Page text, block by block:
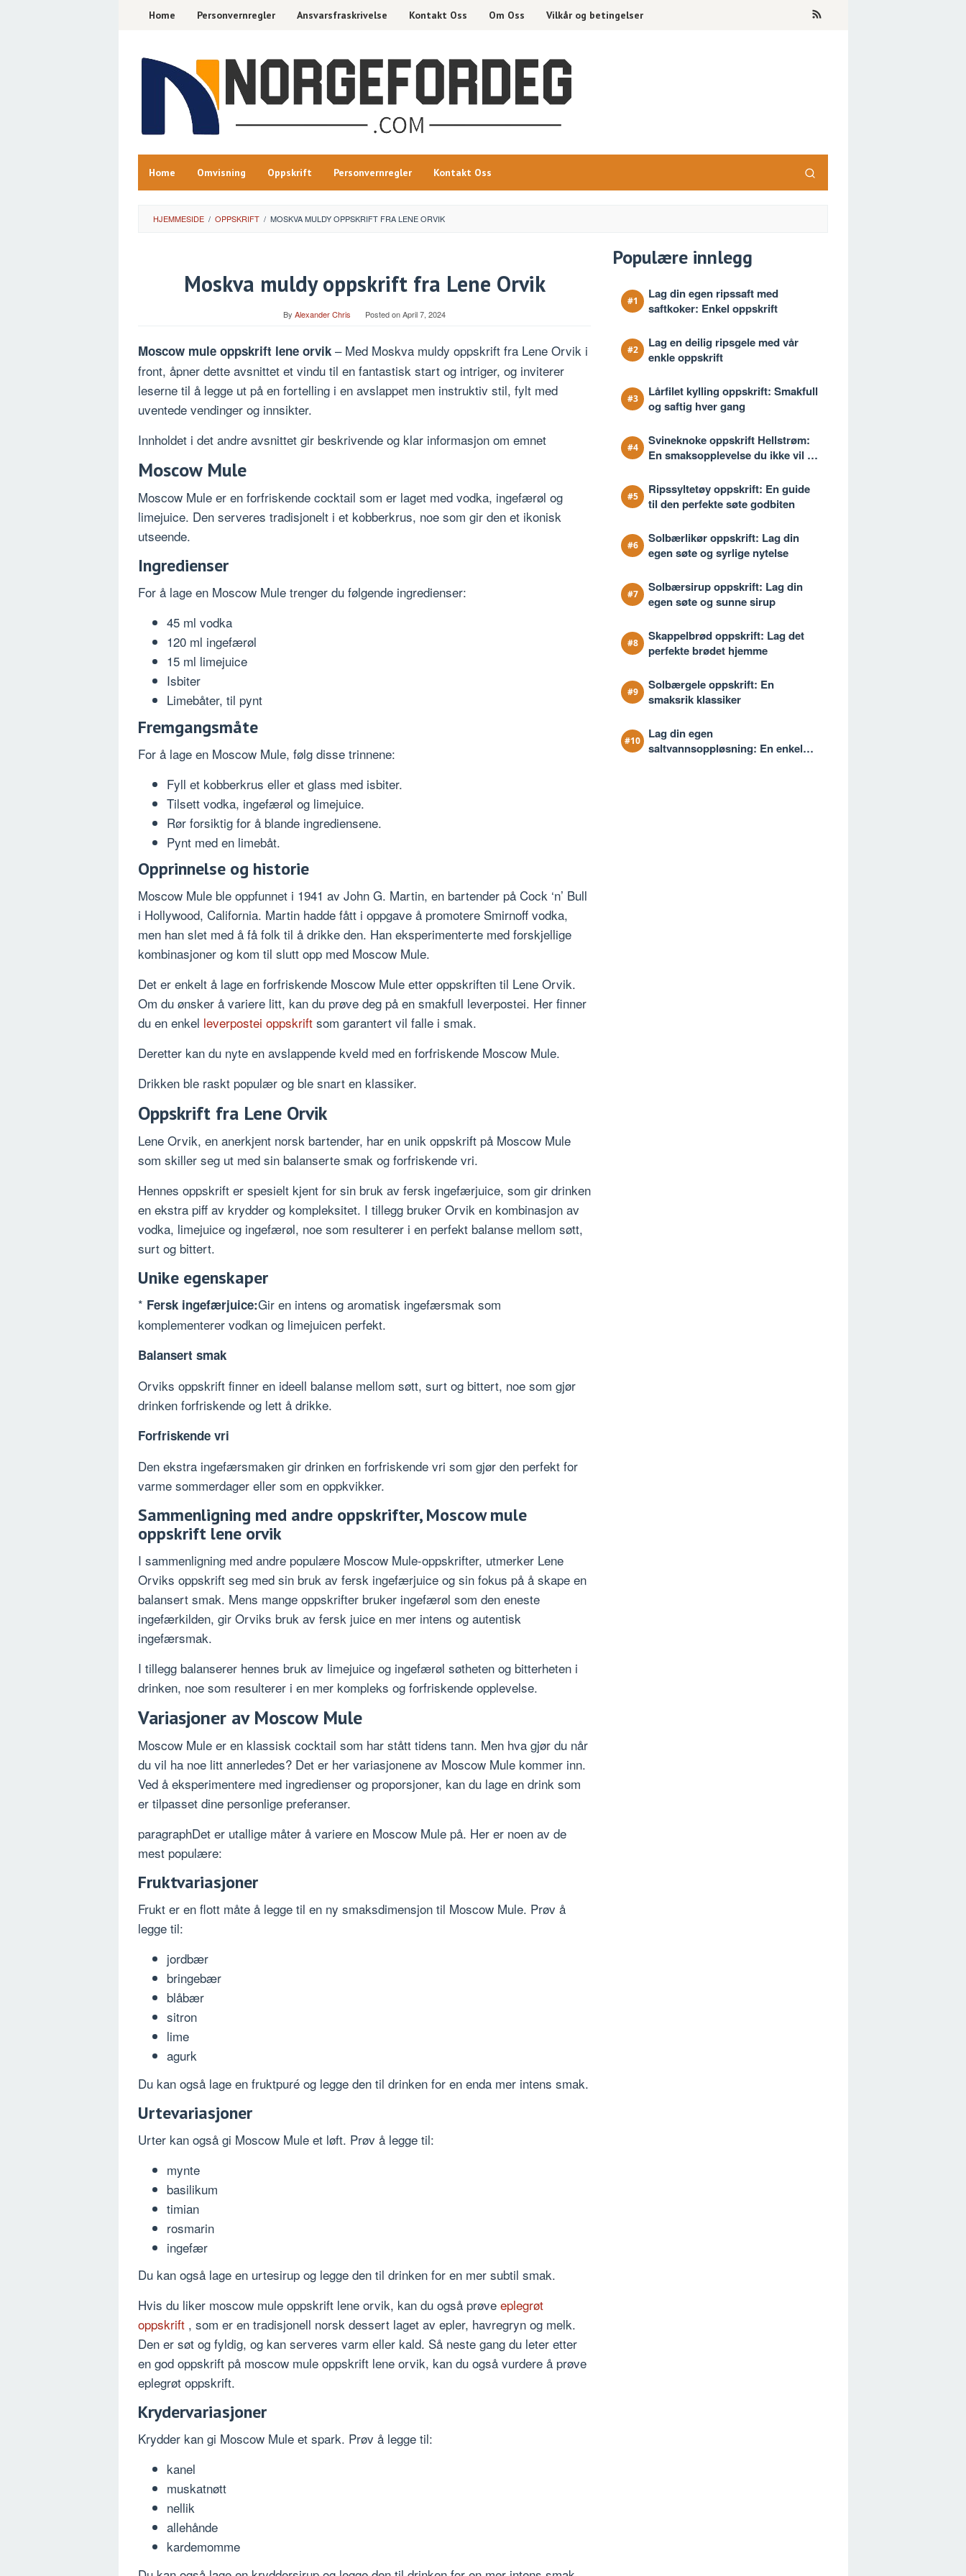
Home Personvernregler Ansvarsfraskrivelse Kontakt Oss Om Oss Vilkår og betingelser
Home Omvisning Oppskrift Personvernregler Kontakt Oss
HJEMMESIDE / OPPSKRIFT / MOSKVA MULDY OPPSKRIFT FRA LENE ORVIK
Moskva muldy oppskrift fra Lene Orvik
By Alexander Chris Posted onApril 7, 2024
Moscow mule oppskrift lene orvik – Med Moskva muldy oppskrift fra Lene Orvik i
front, åpner dette avsnittet et vindu til en fantastisk start og intriger, og inviterer
leserne til å legge ut på en fortelling i en avslappet men instruktiv stil, fylt med
uventede vendinger og innsikter.
Innholdet i det andre avsnittet gir beskrivende og klar informasjon om emnet
Moscow Mule
Moscow Mule er en forfriskende cocktail som er laget med vodka, ingefærøl og
limejuice. Den serveres tradisjonelt i et kobberkrus, noe som gir den et ikonisk
utseende.
Ingredienser
For å lage en Moscow Mule trenger du følgende ingredienser:
45 ml vodka
120 ml ingefærøl
15 ml limejuice
Isbiter
Limebåter, til pynt
Fremgangsmåte
For å lage en Moscow Mule, følg disse trinnene:
Fyll et kobberkrus eller et glass med isbiter.
Tilsett vodka, ingefærøl og limejuice.
Rør forsiktig for å blande ingrediensene.
Pynt med en limebåt.
Opprinnelse og historie
Moscow Mule ble oppfunnet i 1941 av John G. Martin, en bartender på Cock ‘n’ Bull
i Hollywood, California. Martin hadde fått i oppgave å promotere Smirnoff vodka,
men han slet med å få folk til å drikke den. Han eksperimenterte med forskjellige
kombinasjoner og kom til slutt opp med Moscow Mule.
Det er enkelt å lage en forfriskende Moscow Mule etter oppskriften til Lene Orvik.
Om du ønsker å variere litt, kan du prøve deg på en smakfull leverpostei. Her finner
du en enkel leverpostei oppskrift som garantert vil falle i smak.
Deretter kan du nyte en avslappende kveld med en forfriskende Moscow Mule.
Drikken ble raskt populær og ble snart en klassiker.
Oppskrift fra Lene Orvik
Lene Orvik, en anerkjent norsk bartender, har en unik oppskrift på Moscow Mule
som skiller seg ut med sin balanserte smak og forfriskende vri.
Hennes oppskrift er spesielt kjent for sin bruk av fersk ingefærjuice, som gir drinken
en ekstra piff av krydder og kompleksitet. I tillegg bruker Orvik en kombinasjon av
vodka, limejuice og ingefærøl, noe som resulterer i en perfekt balanse mellom søtt,
surt og bittert.
Unike egenskaper
* Fersk ingefærjuice:Gir en intens og aromatisk ingefærsmak som
komplementerer vodkan og limejuicen perfekt.
Balansert smak
Orviks oppskrift finner en ideell balanse mellom søtt, surt og bittert, noe som gjør
drinken forfriskende og lett å drikke.
Forfriskende vri
Den ekstra ingefærsmaken gir drinken en forfriskende vri som gjør den perfekt for
varme sommerdager eller som en oppkvikker.
Sammenligning med andre oppskrifter, Moscow mule
oppskrift lene orvik
I sammenligning med andre populære Moscow Mule-oppskrifter, utmerker Lene
Orviks oppskrift seg med sin bruk av fersk ingefærjuice og sin fokus på å skape en
balansert smak. Mens mange oppskrifter bruker ingefærøl som den eneste
ingefærkilden, gir Orviks bruk av fersk juice en mer intens og autentisk
ingefærsmak.
I tillegg balanserer hennes bruk av limejuice og ingefærøl søtheten og bitterheten i
drinken, noe som resulterer i en mer kompleks og forfriskende opplevelse.
Variasjoner av Moscow Mule
Moscow Mule er en klassisk cocktail som har stått tidens tann. Men hva gjør du når
du vil ha noe litt annerledes? Det er her variasjonene av Moscow Mule kommer inn.
Ved å eksperimentere med ingredienser og proporsjoner, kan du lage en drink som
er tilpasset dine personlige preferanser.
paragraphDet er utallige måter å variere en Moscow Mule på. Her er noen av de
mest populære:
Fruktvariasjoner
Frukt er en flott måte å legge til en ny smaksdimensjon til Moscow Mule. Prøv å
legge til:
jordbær
bringebær
blåbær
sitron
lime
agurk
Du kan også lage en fruktpuré og legge den til drinken for en enda mer intens smak.
Urtevariasjoner
Urter kan også gi Moscow Mule et løft. Prøv å legge til:
mynte
basilikum
timian
rosmarin
ingefær
Du kan også lage en urtesirup og legge den til drinken for en mer subtil smak.
Hvis du liker moscow mule oppskrift lene orvik, kan du også prøve eplegrøt
oppskrift , som er en tradisjonell norsk dessert laget av epler, havregryn og melk.
Den er søt og fyldig, og kan serveres varm eller kald. Så neste gang du leter etter
en god oppskrift på moscow mule oppskrift lene orvik, kan du også vurdere å prøve
eplegrøt oppskrift.
Krydervariasjoner
Krydder kan gi Moscow Mule et spark. Prøv å legge til:
kanel
muskatnøtt
nellik
allehånde
kardemomme
Populære innlegg
Lag din egen ripssaft med
saftkoker: Enkel oppskrift
Lag en deilig ripsgele med vår
enkle oppskrift
Lårfilet kylling oppskrift: Smakfull
og saftig hver gang
Svineknoke oppskrift Hellstrøm:
En smaksopplevelse du ikke vil gå
Ripssyltetøy oppskrift: En guide
til den perfekte søte godbiten
Solbærlikør oppskrift: Lag din
egen søte og syrlige nytelse
Solbærsirup oppskrift: Lag din
egen søte og sunne sirup
Skappelbrød oppskrift: Lag det
perfekte brødet hjemme
Solbærgele oppskrift: En
smaksrik klassiker
Lag din egen
saltvannsoppløsning: En enkel